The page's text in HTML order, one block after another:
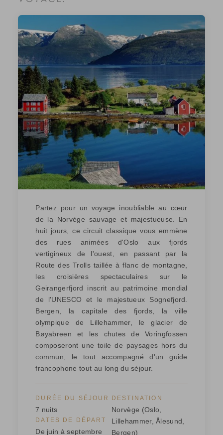
Partez pour un voyage inoubliable au cœur
de la Norvège sauvage et majestueuse. En
huit jours, ce circuit classique vous emmène
des rues animées d'Oslo aux fjords
vertigineux de l'ouest, en passant par la
Route des Trolls taillée à flanc de montagne,
les croisières spectaculaires sur le
Geirangerfjord inscrit au patrimoine mondial
de l'UNESCO et le majestueux Sognefjord.
Bergen, la capitale des fjords, la ville
olympique de Lillehammer, le glacier de
Bøyabreen et les chutes de Voringfossen
composeront une toile de paysages hors du
commun, le tout accompagné d'un guide
francophone tout au long du séjour.
DURÉE DU SÉJOUR
7 nuits
DATES DE DÉPART
De juin à septembre
DESTINATION
Norvège (Oslo,
Lillehammer, Ålesund,
Bergen)